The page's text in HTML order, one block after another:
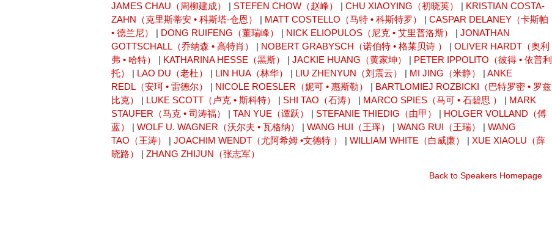
JAMES CHAU（周柳建成）
| STEFEN CHOW（赵峰） | CHU XIAOYING（初晓英） | KRISTIAN COSTA-
ZAHN（克里斯蒂安 • 科斯塔-仓恩）
| MATT COSTELLO（马特 • 科斯特罗） | CASPAR DELANEY（卡斯帕
• 德兰尼）
| DONG RUIFENG（董瑞峰） | NICK ELIOPULOS（尼克 • 艾里普洛斯） | JONATHAN
GOTTSCHALL（乔纳森 • 高特肖）
| NOBERT GRABYSCH（诺伯特 • 格莱贝诗 ） | OLIVER HARDT（奥利
弗 • 哈特）
| KATHARINA HESSE（黑斯） | JACKIE HUANG（黄家坤） | PETER IPPOLITO（彼得 • 依普利
托）
| LAO DU（老杜） | LIN HUA（林华） | LIU ZHENYUN（刘震云） | MI JING（米静） | ANKE
REDL（安珂 • 雷德尔）
| NICOLE ROESLER（妮可 • 惠斯勒） | BARTLOMIEJ ROZBICKI（巴特罗密 • 罗兹
比克）
| LUKE SCOTT（卢克 • 斯科特） | SHI TAO（石涛） | MARCO SPIES（马可 • 石碧思 ） | MARK
STAUFER（马克 • 司涛福）
| TAN YUE（谭跃） | STEFANIE THIEDIG（由甲） | HOLGER VOLLAND（傅
蓝）
| WOLF U. WAGNER（沃尔夫 • 瓦格纳） | WANG HUI（王珲） | WANG RUI（王瑞） | WANG
TAO（王涛）
| JOACHIM WENDT（尤阿希姆 •文德特 ） | WILLIAM WHITE（白威廉） | XUE XIAOLU（薛
晓路）
| ZHANG ZHIJUN（张志军）
Back to Speakers Homepage